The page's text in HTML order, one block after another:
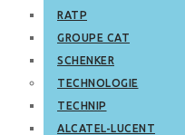
RATP
GROUPE CAT
SCHENKER
TECHNOLOGIE
TECHNIP
ALCATEL-LUCENT